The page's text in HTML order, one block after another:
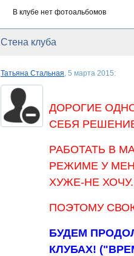
В клубе нет фотоальбомов
Стена клуба
Татьяна Стальная, 5 марта 2015:
ДОРОГИЕ
СЕБЯ
РАБОТАТЬ В
РЕЖИМЕ У
ХУЖЕ-НЕ ХОЧУ.
ПОЭТОМУ
БУДЕМ
КЛУБАХ!